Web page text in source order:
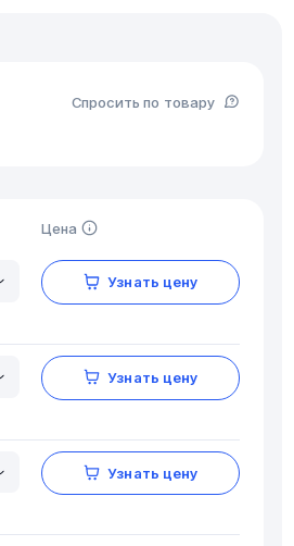
Спросить по товару
Цена
Узнать цену
Узнать цену
Узнать цену